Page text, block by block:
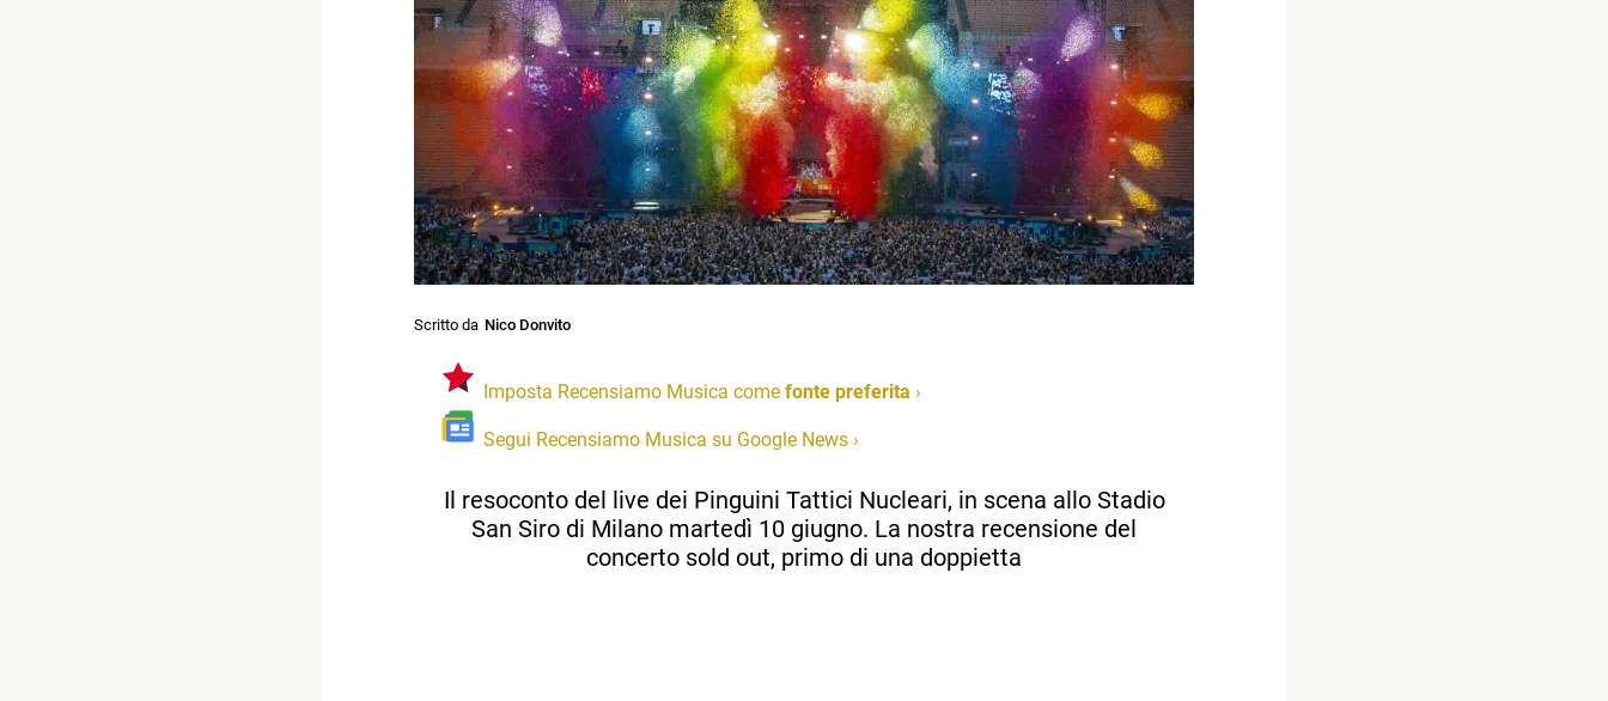
Scritto da Nico Donvito
Imposta Recensiamo Musica come fonte preferita ›
Segui Recensiamo Musica su Google News ›
Il resoconto del live dei Pinguini Tattici Nucleari, in scena allo Stadio
San Siro di Milano martedì 10 giugno. La nostra recensione del
concerto sold out, primo di una doppietta